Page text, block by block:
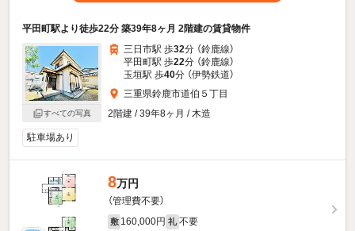
平田町駅より徒歩22分 築39年8ヶ月 2階建の賃貸物件
すべての写真
三日市駅 歩32分 （鈴鹿線）
平田町駅 歩22分 （鈴鹿線）
玉垣駅 歩40分 （伊勢鉄道）
三重県鈴鹿市道伯５丁目
2階建 / 39年8ヶ月 / 木造
駐車場あり
8万円
（管理費不要）
敷 160,000円 礼 不要